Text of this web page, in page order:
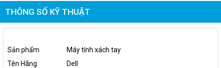
Màn hình: 15.6Inch Full HD
Hệ điều hành: Windows 11 Home bản quyền
THÔNG SỐ KỸ THUẬT
Sản phẩm
Máy tính xách tay
Tên Hãng
Dell